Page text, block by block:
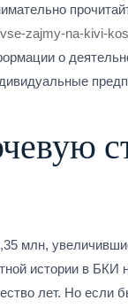
zajmy-na-kivi-
о
млн,
истории в
лет. Но если